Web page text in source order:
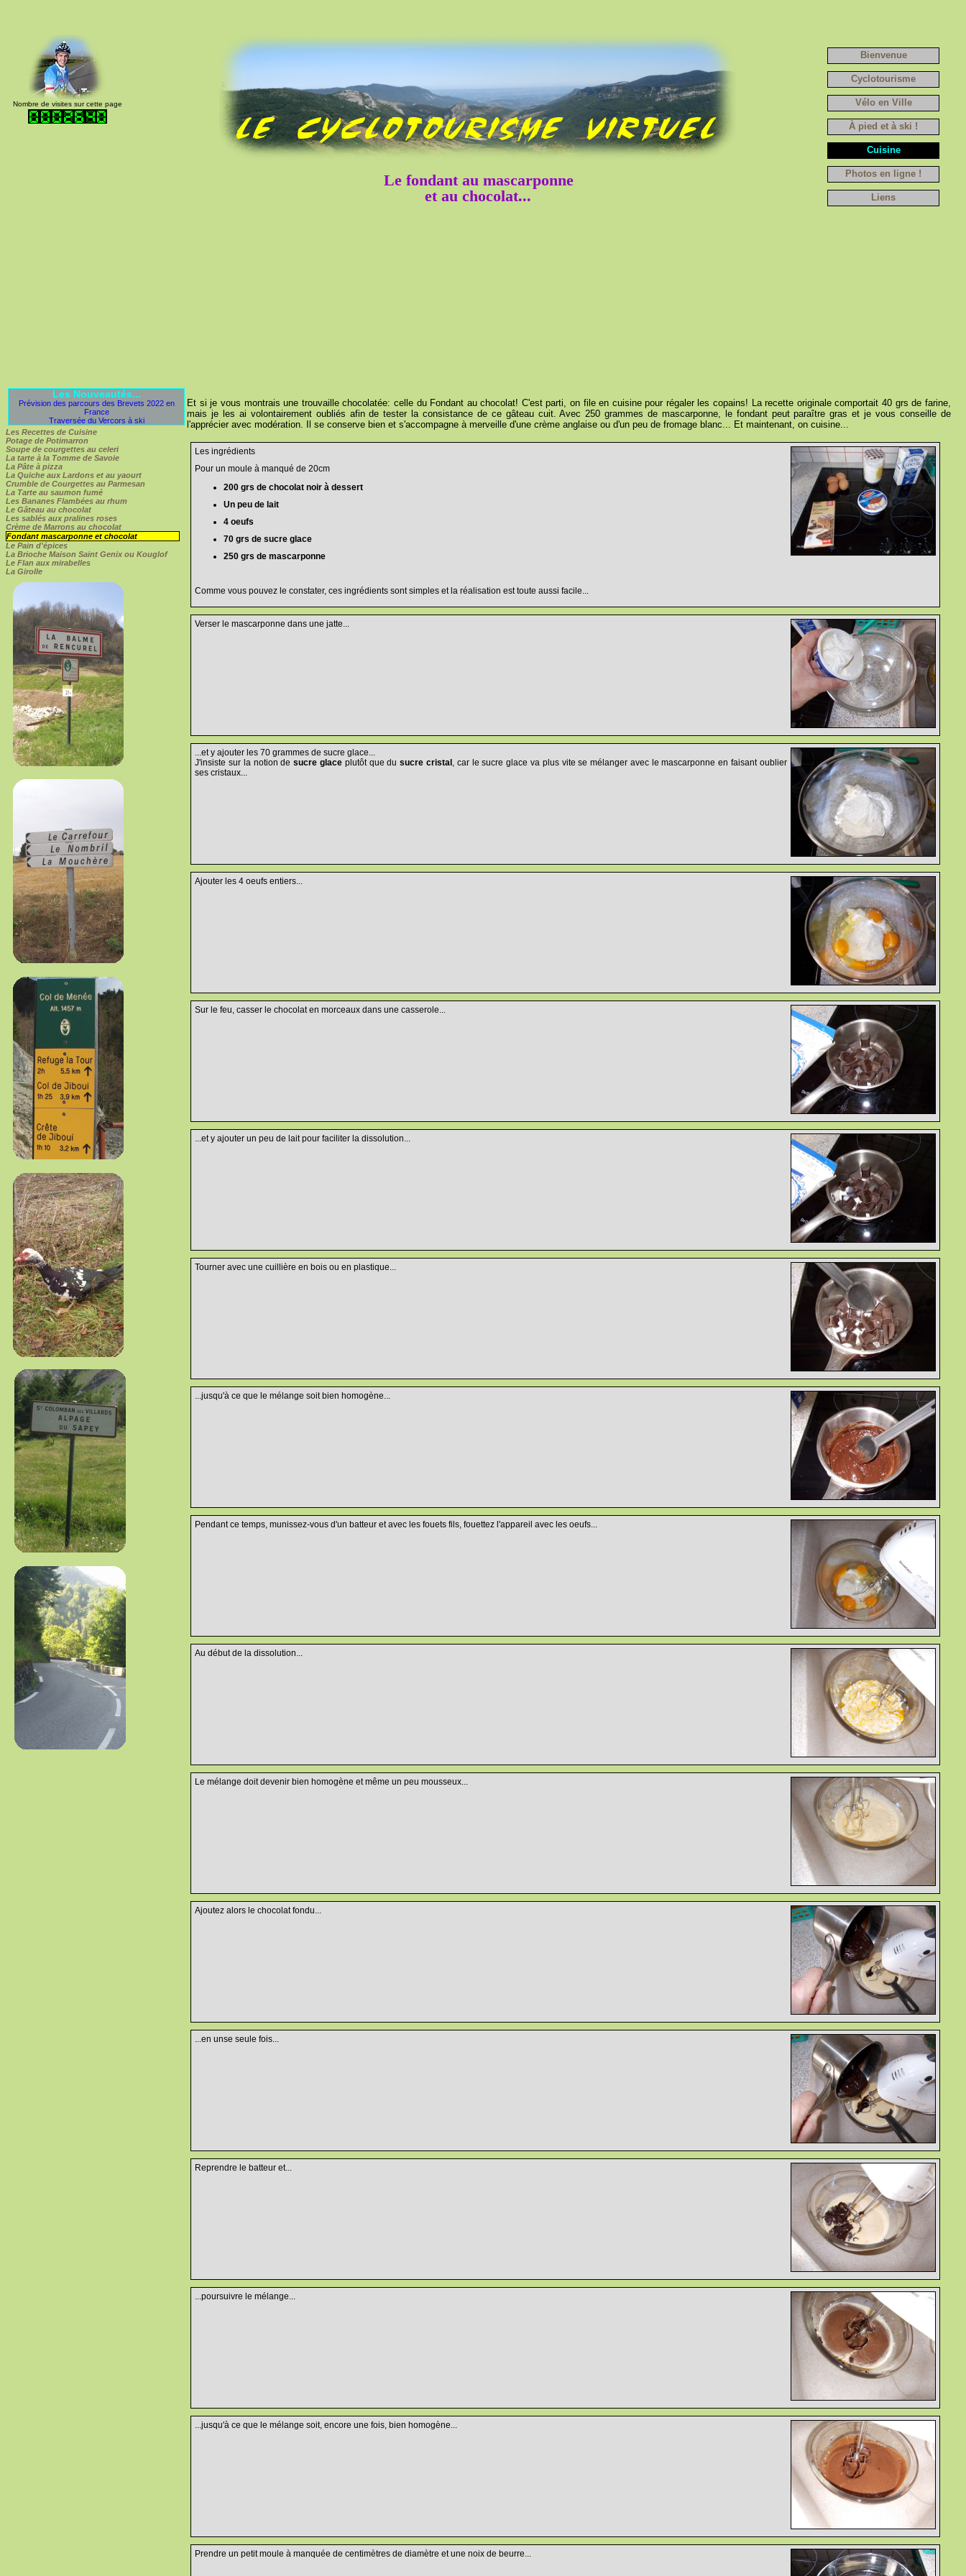
Nombre de visites sur cette page
Le fondant au mascarponne
et au chocolat...
Bienvenue
Cyclotourisme
Vélo en Ville
À pied et à ski !
Cuisine
Photos en ligne !
Liens
Les Nouveautés...
Prévision des parcours des Brevets 2022 en
France
Traversée du Vercors à ski
Les Recettes de Cuisine
Potage de Potimarron
Soupe de courgettes au celeri
La tarte à la Tomme de Savoie
La Pâte à pizza
La Quiche aux Lardons et au yaourt
Crumble de Courgettes au Parmesan
La Tarte au saumon fumé
Les Bananes Flambées au rhum
Le Gâteau au chocolat
Les sablés aux pralines roses
Crème de Marrons au chocolat
Fondant mascarponne et chocolat
Le Pain d'épices
La Brioche Maison Saint Genix ou Kouglof
Le Flan aux mirabelles
La Girolle
Et si je vous montrais une trouvaille chocolatée: celle du Fondant au chocolat! C'est parti, on file en cuisine pour régaler les copains! La recette originale comportait 40 grs de farine,
mais je les ai volontairement oubliés afin de tester la consistance de ce gâteau cuit. Avec 250 grammes de mascarponne, le fondant peut paraître gras et je vous conseille de
l'apprécier avec modération. Il se conserve bien et s'accompagne à merveille d'une crème anglaise ou d'un peu de fromage blanc... Et maintenant, on cuisine...
Les ingrédients
Pour un moule à manqué de 20cm
200 grs de chocolat noir à dessert
Un peu de lait
4 oeufs
70 grs de sucre glace
250 grs de mascarponne
Comme vous pouvez le constater, ces ingrédients sont simples et la réalisation est toute aussi facile...
Verser le mascarponne dans une jatte...
...et y ajouter les 70 grammes de sucre glace...
J'insiste sur la notion desucre glace plutôt que dusucre cristal , car le sucre glace va plus vite se mélanger avec le mascarponne en faisant oublier
ses cristaux...
Ajouter les 4 oeufs entiers...
Sur le feu, casser le chocolat en morceaux dans une casserole...
...et y ajouter un peu de lait pour faciliter la dissolution...
Tourner avec une cuillière en bois ou en plastique...
...jusqu'à ce que le mélange soit bien homogène...
Pendant ce temps, munissez-vous d'un batteur et avec les fouets fils, fouettez l'appareil avec les oeufs...
Au début de la dissolution...
Le mélange doit devenir bien homogène et même un peu mousseux...
Ajoutez alors le chocolat fondu...
...en unse seule fois...
Reprendre le batteur et...
...poursuivre le mélange...
...jusqu'à ce que le mélange soit, encore une fois, bien homogène...
Prendre un petit moule à manquée de centimètres de diamètre et une noix de beurre...